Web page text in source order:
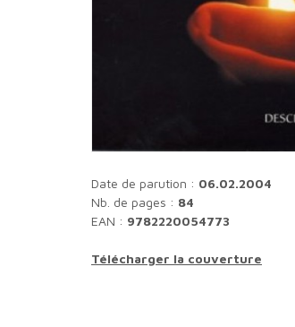
Date de parution : 06.02.2004
Nb. de pages : 84
EAN : 9782220054773
Télécharger la couverture